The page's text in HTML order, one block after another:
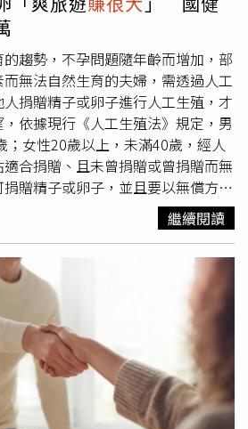
趨勢，不孕問題隨年齡而增加，部
無法自然生育的夫婦，需透過人工
捐贈精子或卵子進行人工生殖，才
依據現行《人工生殖法》規定，男
；女性20歲以上，未滿40歲，經人
合捐贈、且未曾捐贈或曾捐贈而無
贈精子或卵子，並且要以無償方式
示警，女性在捐贈卵子的過程中，
卵手術之麻醉等身心健康之風險，
，注意4點。第一，捐卵應充分瞭
示，捐卵過程中，捐卵者需使用排卵
性取卵手術，可能有注射藥物引發的
、誘導排卵導致的卵巢過度反應症候
物的風險等，為了自身安全與健康，
師充分溝通，了解相關可能的副作用
康權益。第二，選擇經中央主管機關
健署指出，依據我國《人工生殖
中央主管機關衛生福利部許可之人工
繼續閱讀